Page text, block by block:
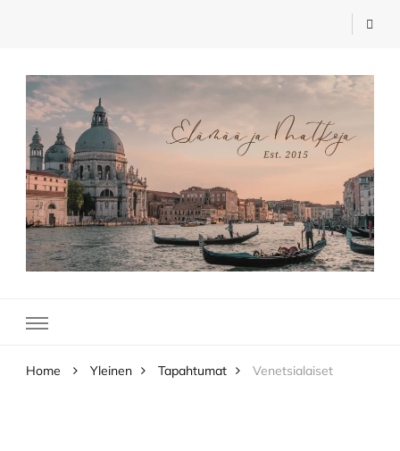
Elämää ja Matkoja
Home Yleinen Tapahtumat Venetsialaiset